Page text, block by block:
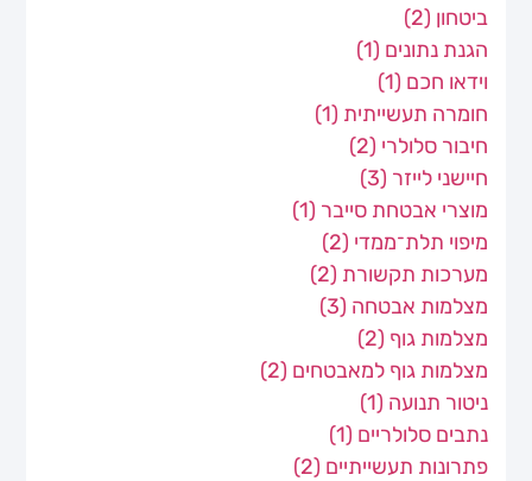
ביטחון (2)
הגנת נתונים (1)
וידאו חכם (1)
חומרה תעשייתית (1)
חיבור סלולרי (2)
חיישני לייזר (3)
מוצרי אבטחת סייבר (1)
מיפוי תלת־ממדי (2)
מערכות תקשורת (2)
מצלמות אבטחה (3)
מצלמות גוף (2)
מצלמות גוף למאבטחים (2)
ניטור תנועה (1)
נתבים סלולריים (1)
פתרונות תעשייתיים (2)